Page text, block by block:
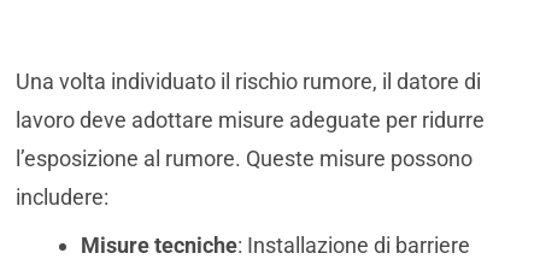
Una volta individuato il rischio rumore, il datore di
lavoro deve adottare misure adeguate per ridurre
l’esposizione al rumore. Queste misure possono
includere:
Misure tecniche: Installazione di barriere